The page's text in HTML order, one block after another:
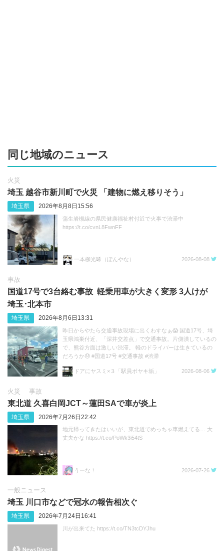
同じ地域のニュース
火災
埼玉 越谷市新川町で火災 「建物に燃え移りそう」
埼玉県 2026年8月8日15:56
蒲生岩槻線の県民健康福祉村付近で火事で渋滞中
https://t.co/cvnL8FwnFF
一本柳光唏（ぽんやな） 2026-08-08
事故
国道17号で3台絡む事故 軽乗用車が大きく変形 3人けが
埼玉･北本市
埼玉県 2026年8月6日13:31
昨日からやたら交通事故現場に出くわすなぁ😱 国道17号、埼
玉県鴻巣付近、「深井交差点」で交通事故。片側潰しているの
で、熊谷方面は激しい渋滞。 軽のドライバーは生きているの
だろうか😓 #国道17号 #交通事故 #渋滞
ドアにヤスミ×３「駅員ボヤキ垢」
2026-08-06
火災 事故
東北道 久喜白岡JCT～蓮田SAで車が炎上
埼玉県 2026年7月26日22:42
地元帰ってきたはいいが、東北道でめっちゃ車燃えてる… 大
丈夫かな https://t.co/PoWk3i54tS
うーな！ 2026-07-26
一般ニュース
埼玉 川口市などで冠水の報告相次ぐ
埼玉県 2026年7月24日16:41
川が出来てた https://t.co/TN3tcDYJhu